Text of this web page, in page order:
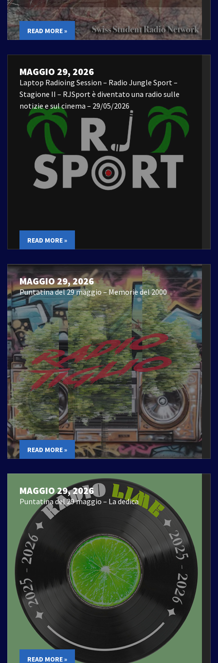
READ MORE »
MAGGIO 29, 2026
Laptop Radioing Session – Radio Jungle Sport –
Stagione II – RJSport è diventato una radio sulle
notizie e sul cinema – 29/05/2026
READ MORE »
MAGGIO 29, 2026
Puntatina del 29 maggio – Memorie del 2000
READ MORE »
MAGGIO 29, 2026
Puntatina del 29 maggio – La dedica
READ MORE »